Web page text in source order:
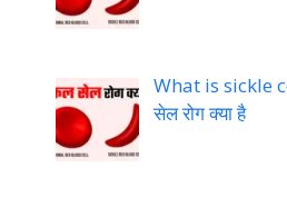
What is sickle
सेल रोग क्या है